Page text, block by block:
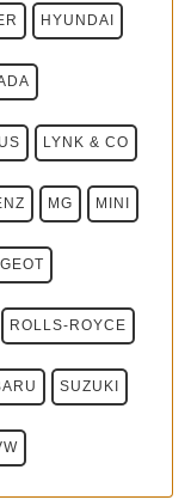
HYUNDAI
LYNK & CO
MG MINI
ROLLS-ROYCE
SUZUKI